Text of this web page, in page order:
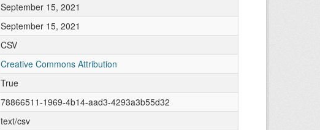
September 15, 2021
September 15, 2021
CSV
Creative Commons Attribution
True
78866511-1969-4b14-aad3-4293a3b55d32
text/csv